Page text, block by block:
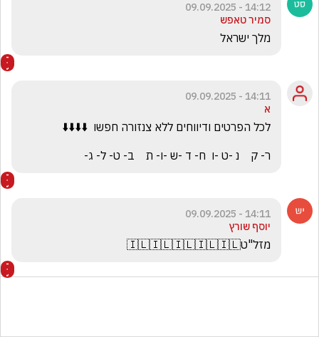
14:12 - 09.09.2025
סמיר טאפש
מלך ישראל
14:11 - 09.09.2025
א
ר- ק    נ -ט -ו  ח- ד -ש -ו- ת    ב- ט- ל- ג-
14:11 - 09.09.2025
יוסף שורץ
מזל"ט🇮🇱🇮🇱🇮🇱🇮🇱🇮🇱